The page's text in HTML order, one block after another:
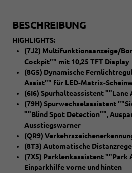
BESCHREIBUNG
HIGHLIGHTS:
(7J2) Multifunktionsanzeige/
Cockpit"" mit 10,25 TFT Display
(8G5) Dynamische
Assist"" für LED-Matrix-
(6I6) Spurhalteassistent ""Lane
(79H) Spurwechselassistent
""Blind Spot Detection"",
Ausstiegswarner
(QR9)
(8T3) Automatische
(7X5) Parklenkassistent ""Park
Einparkhilfe vorne und hinten